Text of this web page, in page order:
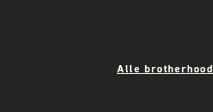
Alle brotherhood